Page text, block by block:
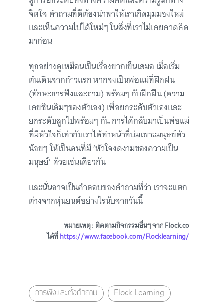
จิตใจ คำถามที่ดีต้องนำพาให้เราเกิดมุมมองใหม่
และเห็นความไปได้ใหม่ๆ ในสิ่งที่เราไม่เคยคาดคิด
มาก่อน
ทุกอย่างดูเหมือนเป็นเรื่องยากเย็นเสมอ เมื่อเริ่ม
ต้นเดินจากก้าวแรก หากจงเป็นพ่อแม่ที่ฝึกฝน
(ทักษะการฟังและถาม) พร้อมๆ กับฝึกฝืน (ความ
เคยชินเดิมๆของตัวเอง) เพื่อยกระดับตัวเองและ
ยกระดับลูกไปพร้อมๆ กัน การได้กลับมาเป็นพ่อแม่
ที่มีหัวใจก็เท่ากับเราได้ทำหน้าที่บ่มเพาะมนุษย์ตัว
น้อยๆ ให้เป็นคนที่มี ‘หัวใจงดงามของความเป็น
มนุษย์’ ด้วยเช่นเดียวกัน
และนั่นอาจเป็นคำตอบของคำถามที่ว่า เราจะแตก
ต่างจากหุ่นยนต์อย่างไรนับจากวันนี้
หมายเหตุ : ติดตามกิจกรรมอื่นๆ จาก Flock.co
ได้ที่https://www.facebook.com/Flocklearning/
การฟังและตั้งคำถาม Flock Learning